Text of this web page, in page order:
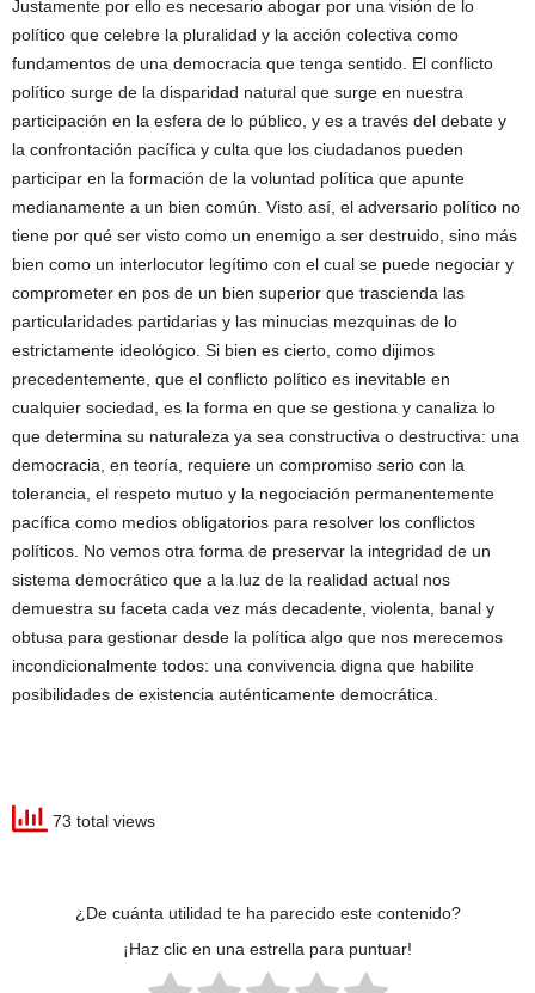
Justamente por ello es necesario abogar por una visión de lo
político que celebre la pluralidad y la acción colectiva como
fundamentos de una democracia que tenga sentido. El conflicto
político surge de la disparidad natural que surge en nuestra
participación en la esfera de lo público, y es a través del debate y
la confrontación pacífica y culta que los ciudadanos pueden
participar en la formación de la voluntad política que apunte
medianamente a un bien común. Visto así, el adversario político no
tiene por qué ser visto como un enemigo a ser destruido, sino más
bien como un interlocutor legítimo con el cual se puede negociar y
comprometer en pos de un bien superior que trascienda las
particularidades partidarias y las minucias mezquinas de lo
estrictamente ideológico. Si bien es cierto, como dijimos
precedentemente, que el conflicto político es inevitable en
cualquier sociedad, es la forma en que se gestiona y canaliza lo
que determina su naturaleza ya sea constructiva o destructiva: una
democracia, en teoría, requiere un compromiso serio con la
tolerancia, el respeto mutuo y la negociación permanentemente
pacífica como medios obligatorios para resolver los conflictos
políticos. No vemos otra forma de preservar la integridad de un
sistema democrático que a la luz de la realidad actual nos
demuestra su faceta cada vez más decadente, violenta, banal y
obtusa para gestionar desde la política algo que nos merecemos
incondicionalmente todos: una convivencia digna que habilite
posibilidades de existencia auténticamente democrática.
73 total views
¿De cuánta utilidad te ha parecido este contenido?
¡Haz clic en una estrella para puntuar!